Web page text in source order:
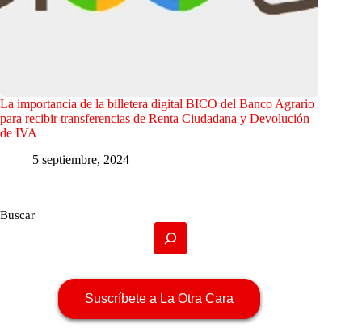
La importancia de la billetera digital BICO del Banco Agrario
para recibir transferencias de Renta Ciudadana y Devolución
de IVA
5 septiembre, 2024
Buscar
Suscríbete a La Otra Cara